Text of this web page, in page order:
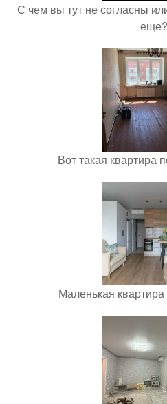
С чем вы тут не согласны
еще?
Вот такая квартира
Маленькая квартира